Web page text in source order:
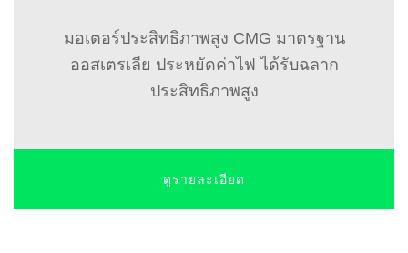
มอเตอร์ประสิทธิภาพสูง CMG มาตรฐาน
ออสเตรเลีย ประหยัดค่าไฟ ได้รับฉลาก
ประสิทธิภาพสูง
ดูรายละเอียด